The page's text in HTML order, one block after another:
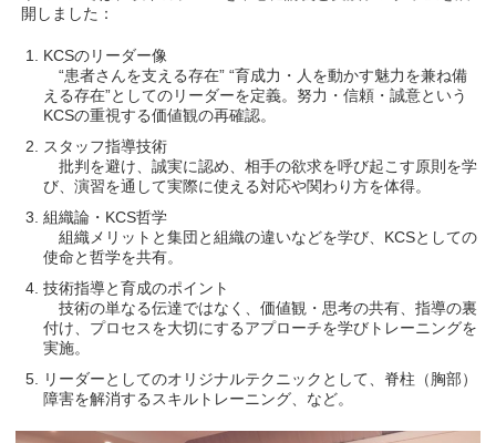
開しました：
KCSのリーダー像
“患者さんを支える存在” “育成力・人を動かす魅力を兼ね備
える存在”としてのリーダーを定義。努力・信頼・誠意という
KCSの重視する価値観の再確認。
スタッフ指導技術
批判を避け、誠実に認め、相手の欲求を呼び起こす原則を学
び、演習を通して実際に使える対応や関わり方を体得。
組織論・KCS哲学
組織メリットと集団と組織の違いなどを学び、KCSとしての
使命と哲学を共有。
技術指導と育成のポイント
技術の単なる伝達ではなく、価値観・思考の共有、指導の裏
付け、プロセスを大切にするアプローチを学びトレーニングを
実施。
リーダーとしてのオリジナルテクニックとして、脊柱（胸部）
障害を解消するスキルトレーニング、など。